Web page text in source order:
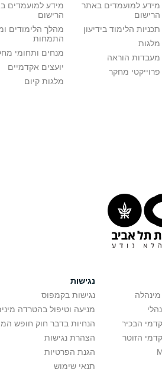
מידע למועמדים באתר
הרישום
תכניות הלימוד בידיעון
מלגות
מעבדות הוראה
פרוייקטי מחקר
מידע למועמדים
הרישום
מהלך הלימודים
התמחות
מנחים ותחומי
יועצים אקדמיים
מלגות קיום
הבכיר
הזוטר
נגישות
נגישות בקמפוס
מניעה וטיפול בהטרדה
הנחיות בדבר חוק חופש
הצהרת נגישות
הגנת הפרטיות
תנאי שימוש